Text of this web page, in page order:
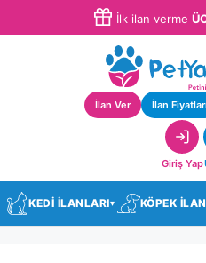
İlk ilan verme
İlan Ver İlan
Giriş Yap
KEDİ İLANLARI▾ KÖPEK